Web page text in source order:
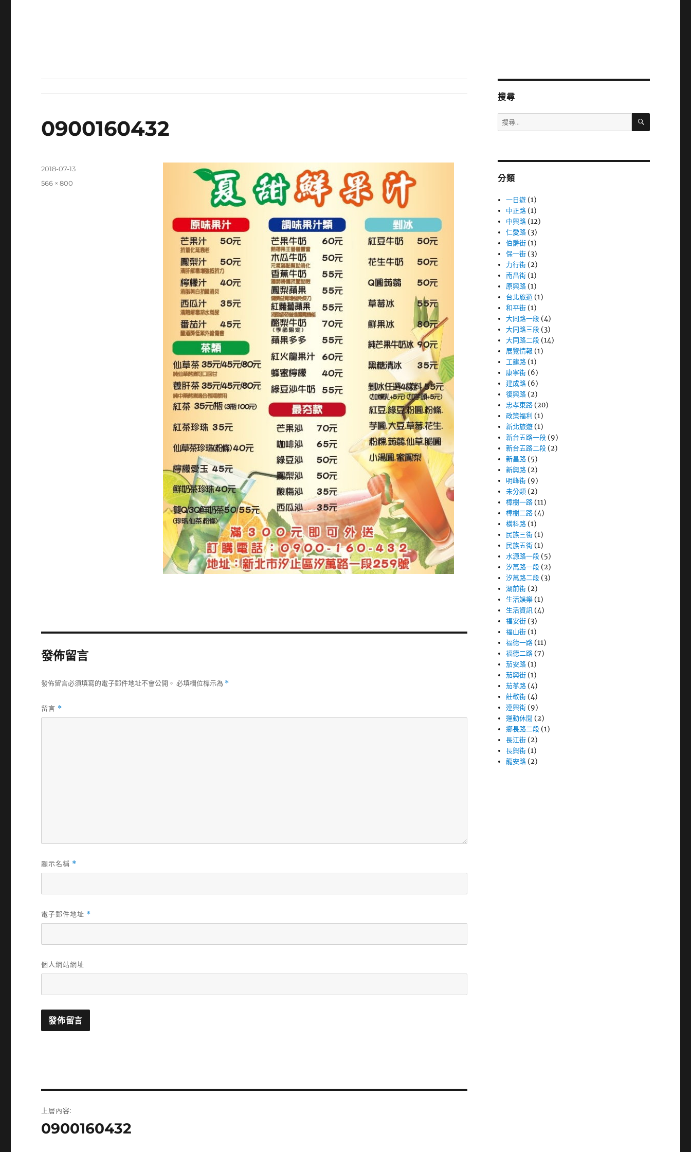
0900160432
發
2018-07-13
完
566 × 800
發佈留言
發佈留言必須填寫的電子郵件地址不會公開。 必填欄位標示為 *
留言 *
顯示名稱 *
電子郵件地址 *
個人網站網址
章
上層內容:
0900160432
搜尋
搜
尋
字:
搜
分類
一日遊 (1)
中正路 (1)
中興路 (12)
仁愛路 (3)
伯爵街 (1)
保一街 (3)
力行街 (2)
南昌街 (1)
原興路 (1)
台北旅遊 (1)
和平街 (1)
大同路一段 (4)
大同路三段 (3)
大同路二段 (14)
展覽情報 (1)
工建路 (1)
康寧街 (6)
建成路 (6)
復興路 (2)
忠孝東路 (20)
政策福利 (1)
新北旅遊 (1)
新台五路一段 (9)
新台五路二段 (2)
新昌路 (5)
新興路 (2)
明峰街 (9)
未分類 (2)
樟樹一路 (11)
樟樹二路 (4)
橫科路 (1)
民族三街 (1)
民族五街 (1)
水源路一段 (5)
汐萬路一段 (2)
汐萬路二段 (3)
湖前街 (2)
生活娛樂 (1)
生活資訊 (4)
福安街 (3)
福山街 (1)
福德一路 (11)
福德二路 (7)
茄安路 (1)
茄興街 (1)
茄苳路 (4)
莊敬街 (4)
連興街 (9)
運動休閒 (2)
鄉長路二段 (1)
長江街 (2)
長興街 (1)
龍安路 (2)